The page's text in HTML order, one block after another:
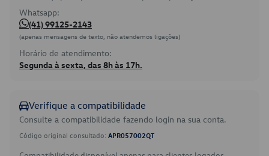
Whatsapp:
(41) 99125-2143
(apenas mensagens de texto, não atendemos ligações)
Horário de atendimento:
Segunda à sexta, das 8h às 17h.
Verifique a compatibilidade
Consulte a compatibilidade fazendo login na sua conta.
Código original consultado: APR057002QT